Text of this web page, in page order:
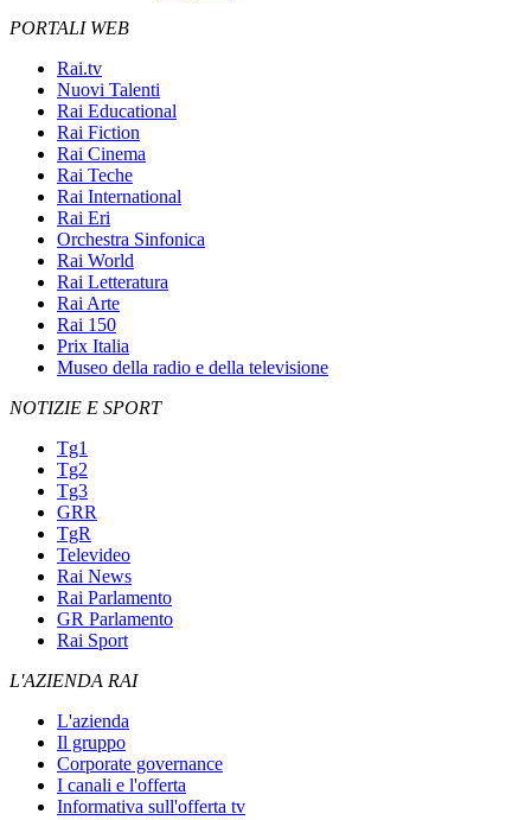
PORTALI WEB
Rai.tv
Nuovi Talenti
Rai Educational
Rai Fiction
Rai Cinema
Rai Teche
Rai International
Rai Eri
Orchestra Sinfonica
Rai World
Rai Letteratura
Rai Arte
Rai 150
Prix Italia
Museo della radio e della televisione
NOTIZIE E SPORT
Tg1
Tg2
Tg3
GRR
TgR
Televideo
Rai News
Rai Parlamento
GR Parlamento
Rai Sport
L'AZIENDA RAI
L'azienda
Il gruppo
Corporate governance
I canali e l'offerta
Informativa sull'offerta tv